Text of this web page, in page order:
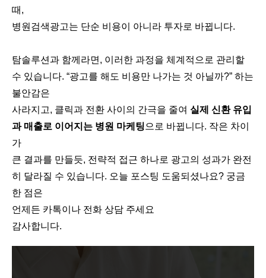
때,
병원검색광고는 단순 비용이 아니라 투자로 바뀝니다.
탐솔루션과 함께라면, 이러한 과정을 체계적으로 관리할
수 있습니다. “광고를 해도 비용만 나가는 것 아닐까?” 하는
불안감은
사라지고, 클릭과 전환 사이의 간극을 줄여 실제 신환 유입
과 매출로 이어지는 병원 마케팅으로 바뀝니다. 작은 차이
가
큰 결과를 만들듯, 전략적 접근 하나로 광고의 성과가 완전
히 달라질 수 있습니다. 오늘 포스팅 도움되셨나요? 궁금
한 점은
언제든 카톡이나 전화 상담 주세요
감사합니다.